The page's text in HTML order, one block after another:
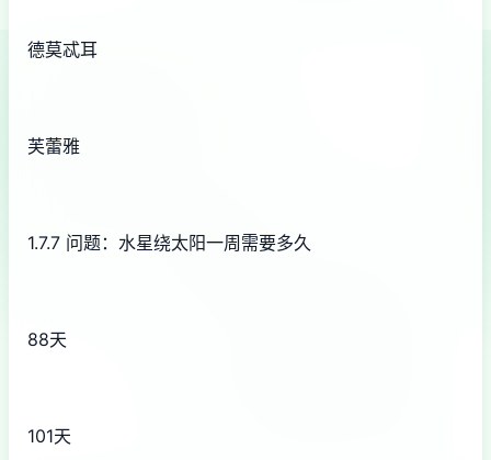
德莫忒耳
芙蕾雅
1.7.7 问题：水星绕太阳一周需要多久
88天
101天